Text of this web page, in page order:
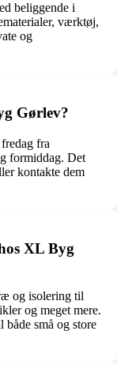
beliggende i
værktøj,
og
Gørlev?
fra
formiddag. Det
kontakte dem
XL Byg
og isolering til
og meget mere.
små og store